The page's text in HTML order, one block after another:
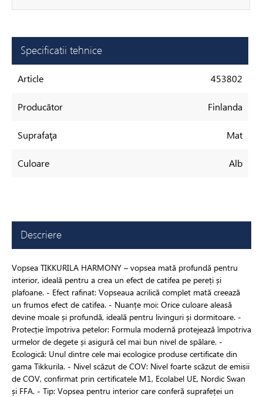
Specificatii tehnice
Article 453802
Producător Finlanda
Suprafaţa Mat
Culoare Alb
Descriere
Vopsea TIKKURILA HARMONY – vopsea mată profundă pentru
interior, ideală pentru a crea un efect de catifea pe pereți și
plafoane. - Efect rafinat: Vopseaua acrilică complet mată creează
un frumos efect de catifea. - Nuanțe moi: Orice culoare aleasă
devine moale și profundă, ideală pentru livinguri și dormitoare. -
Protecție împotriva petelor: Formula modernă protejează împotriva
urmelor de degete și asigură cel mai bun nivel de spălare. -
Ecologică: Unul dintre cele mai ecologice produse certificate din
gama Tikkurila. - Nivel scăzut de COV: Nivel foarte scăzut de emisii
de COV, confirmat prin certificatele M1, Ecolabel UE, Nordic Swan
și FFA. - Tip: Vopsea pentru interior care conferă suprafeței un